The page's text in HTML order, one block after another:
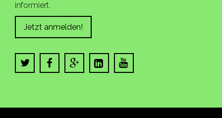
informiert.
Jetzt anmelden!